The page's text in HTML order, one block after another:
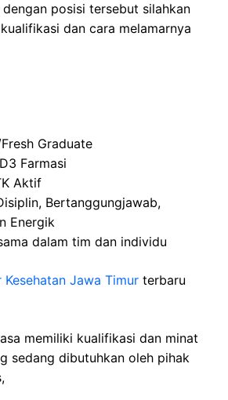
posisi tersebut silahkan
dan cara melamarnya
Graduate
D3 Farmasi
Aktif
, Bertanggungjawab,
Energik
dalam tim dan individu
Kesehatan Jawa Timur terbaru
memiliki kualifikasi dan minat
sedang dibutuhkan oleh pihak